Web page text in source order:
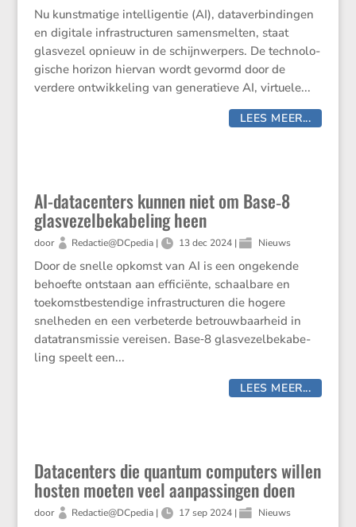
Nu kunst­ma­tige intel­li­gentie (AI), dataver­bin­dingen
en digitale infra­struc­turen samen­smelten, staat
glasvezel opnieuw in de schijn­wer­pers. De techno­lo­
gi­sche horizon hiervan wordt gevormd door de
verdere ontwik­ke­ling van genera­tieve AI, virtuele...
LEES MEER...
AI-datacenters kunnen niet om Base‑8
glasvezelbekabeling heen
door Redactie@DCpedia| 13 dec 2024 | Nieuws
Door de snelle opkomst van AI is een ongekende
behoefte ontstaan aan effici­ënte, schaal­bare en
toekomst­be­sten­dige infra­struc­turen die hogere
snelheden en een verbe­terde betrouw­baar­heid in
datatrans­missie vereisen. Base‑8 glasve­zel­be­ka­be­
ling speelt een...
LEES MEER...
Datacenters die quantum computers willen
hosten moeten veel aanpassingen doen
door Redactie@DCpedia| 17 sep 2024 | Nieuws